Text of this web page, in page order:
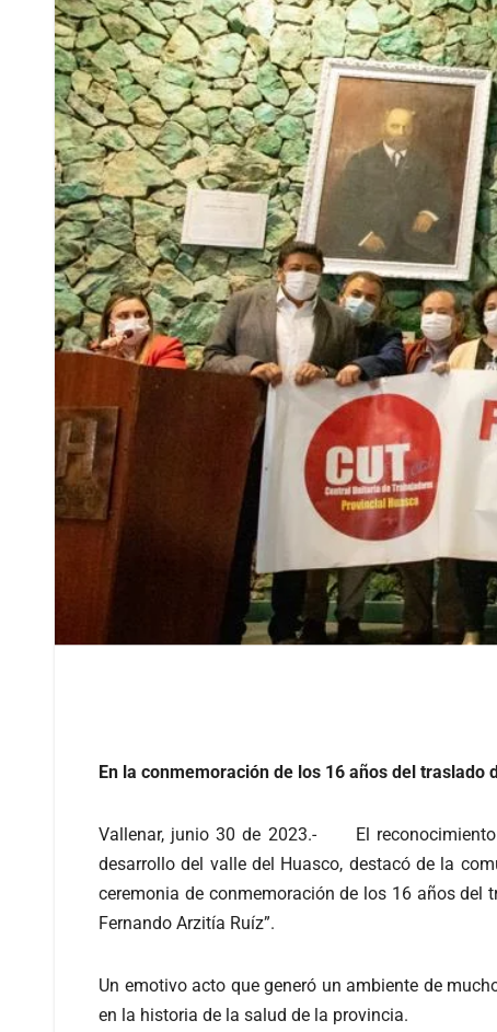
En la conmemoración de los 16 años del
Vallenar, junio 30 de 2023.- El reconocimiento
desarrollo del valle del Huasco, destacó de la
ceremonia de conmemoración de los 16 años del
Fernando Arzitía Ruíz”.
Un emotivo acto que generó un ambiente de
en la historia de la salud de la provincia.